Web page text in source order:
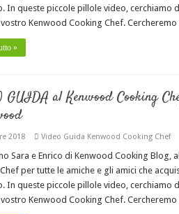
In queste piccole pillole video, cerchiamo
Kenwood Cooking Chef.
»
GUIDA al Kenwood Cooking
2018 Video Guida Kenwood Cooking Chef
Sara e Enrico di Kenwood Cooking Blog,
per tutte le amiche e gli amici che
In queste piccole pillole video, cerchiamo
Kenwood Cooking Chef.